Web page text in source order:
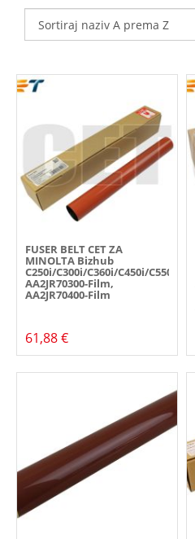
FUSER BELT CET ZA
MINOLTA Bizhub
C250i/C300i/C360i/C450i/C550i/
AA2JR70300-Film,
AA2JR70400-Film
61,88 €